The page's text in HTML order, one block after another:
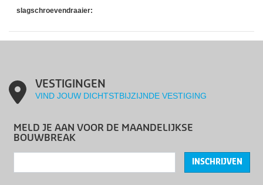
slagschroevendraaier:
VESTIGINGEN
VIND JOUW DICHTSTBIJZIJNDE VESTIGING
MELD JE AAN VOOR DE MAANDELIJKSE
BOUWBREAK
INSCHRIJVEN